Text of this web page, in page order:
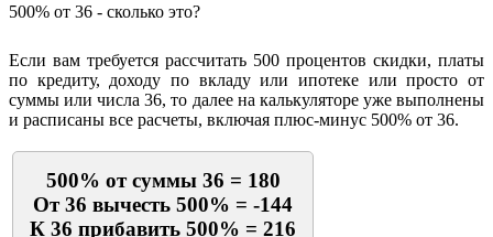
500% от 36 - сколько это?
Если вам требуется рассчитать 500 процентов скидки, платы
по кредиту, доходу по вкладу или ипотеке или просто от
суммы или числа 36, то далее на калькуляторе уже выполнены
и расписаны все расчеты, включая плюс-минус 500% от 36.
500% от суммы 36 = 180
От 36 вычесть 500% = -144
К 36 прибавить 500% = 216